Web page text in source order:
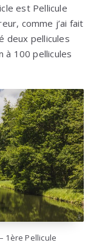
est Pellicule
comme j’ai fait
deux pellicules
à 100 pellicules
1ère Pellicule